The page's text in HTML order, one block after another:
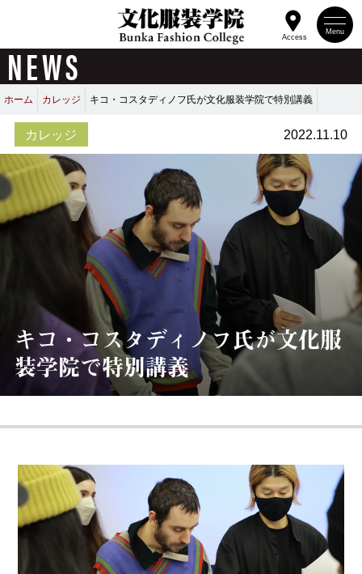
Menu
Access
NEWS
ホーム カレッジ キコ・コスタディノフ氏が文化服装学院で特別講義
カレッジ 2022.11.10
キコ・コスタディノフ氏が文化服
装学院で特別講義